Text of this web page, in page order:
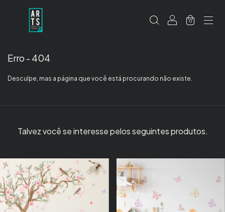
0
Erro - 404
Desculpe, mas a página que você está procurando não existe.
Talvez você se interesse pelos seguintes produtos.